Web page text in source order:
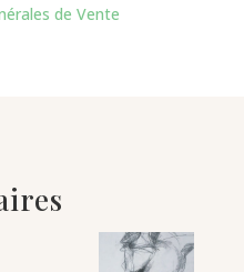
de Vente